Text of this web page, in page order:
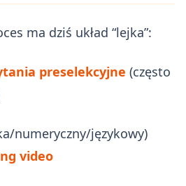
ma dziś układ “lejka”:
preselekcyjne (często
numeryczny/językowy)
video